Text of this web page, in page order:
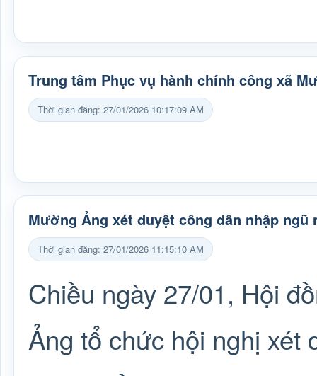
Trung tâm Phục vụ hành chính công xã
Thời gian đăng: 27/01/2026 10:17:09 AM
Mường Ảng xét duyệt công dân nhập ngũ
Thời gian đăng: 27/01/2026 11:15:10 AM
Chiều ngày 27/01, Hội
Ảng tổ chức hội nghị xét